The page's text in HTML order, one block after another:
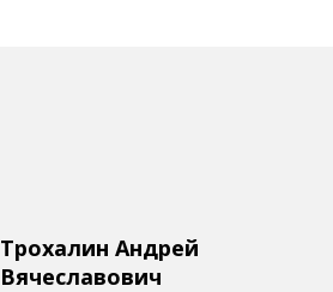
Трохалин Андрей
Вячеславович